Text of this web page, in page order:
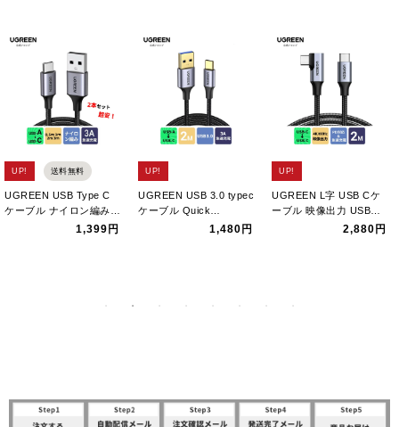
UP! 送料無料
UGREEN USB Type C
ケーブル ナイロン編み
3A急速充電 Q…1,399円
UP!
UGREEN USB 3.0 typec
ケーブル Quick
1,480円
UP!
UGREEN L字 USB Cケ
ーブル 映像出力 USBケ
ーブル typeC…2,880円